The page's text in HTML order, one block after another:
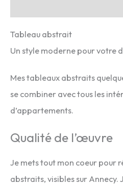
Tableau abstrait
Un style moderne pour votre
Mes tableaux abstraits
se combiner avec tous les
d’appartements.
Qualité de l’œuvre
Je mets tout mon coeur pour
abstraits, visibles sur Annecy.